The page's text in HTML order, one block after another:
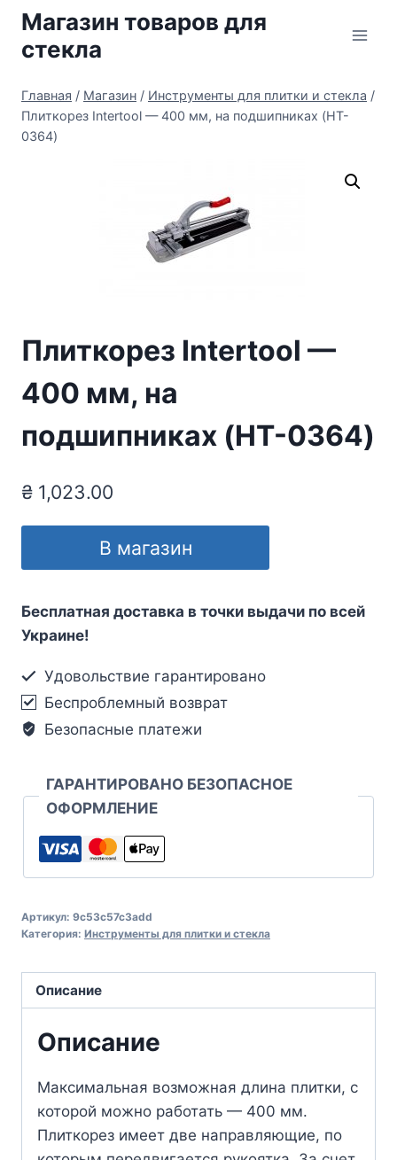
Перейти
содержимому
Магазин товаров для
стекла
Главная / Магазин / Инструменты для плитки и стекла /
Плиткорез Intertool — 400 мм, на подшипниках (HT-
0364)
Плиткорез Intertool —
400 мм, на
подшипниках (HT-0364)
₴ 1,023.00
В магазин
Бесплатная доставка в точки выдачи по всей
Украине!
Удовольствие гарантировано
Беспроблемный возврат
Безопасные платежи
ГАРАНТИРОВАНО БЕЗОПАСНОЕ
ОФОРМЛЕНИЕ
Артикул: 9c53c57c3add
Категория: Инструменты для плитки и стекла
Описание
Описание
Максимальная возможная длина плитки, с
которой можно работать — 400 мм.
Плиткорез имеет две направляющие, по